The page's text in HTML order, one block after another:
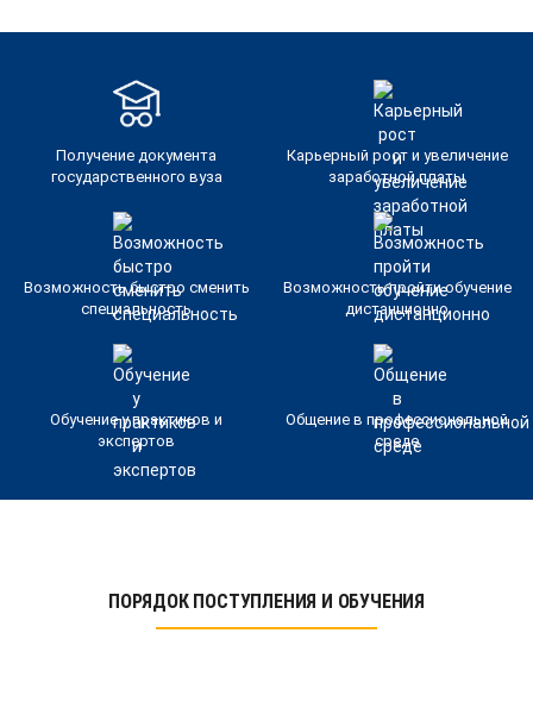
Получение документа
государственного вуза
Карьерный рост и увеличение
заработной платы
Возможность быстро сменить
специальность
Возможность пройти обучение
дистанционно
Обучение у практиков и
экспертов
Общение в профессиональной
среде
ПОРЯДОК ПОСТУПЛЕНИЯ И ОБУЧЕНИЯ